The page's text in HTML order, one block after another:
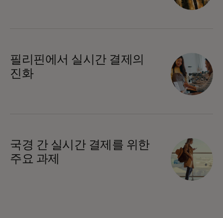
필리핀에서 실시간 결제의
진화
국경 간 실시간 결제를 위한
주요 과제